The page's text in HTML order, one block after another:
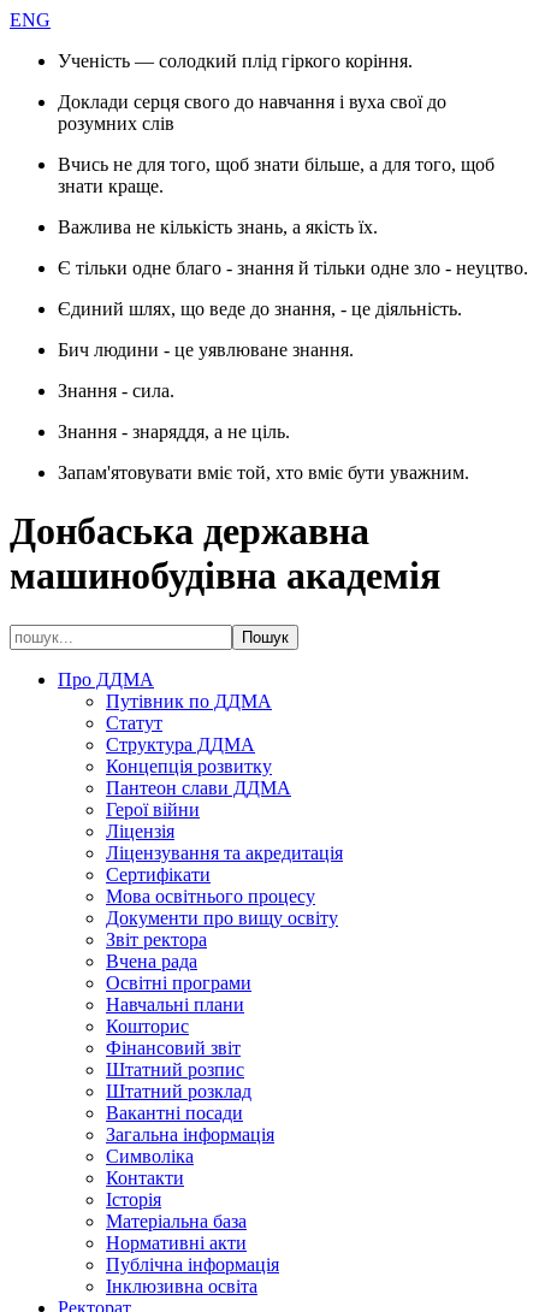
ENG
Ученість — солодкий плід гіркого коріння.
Доклади серця свого до навчання і вуха свої до
розумних слів
Вчись не для того, щоб знати більше, а для того, щоб
знати краще.
Важлива не кількість знань, а якість їх.
Є тільки одне благо - знання й тільки одне зло - неуцтво.
Єдиний шлях, що веде до знання, - це діяльність.
Бич людини - це уявлюване знання.
Знання - сила.
Знання - знаряддя, а не ціль.
Запам'ятовувати вміє той, хто вміє бути уважним.
Донбаська державна
машинобудівна академія
Про ДДМА
Путівник по ДДМА
Статут
Структура ДДМА
Концепція розвитку
Пантеон слави ДДМА
Герої війни
Ліцензія
Ліцензування та акредитація
Сертифікати
Мова освітнього процесу
Документи про вищу освіту
Звіт ректора
Вчена рада
Освітні програми
Навчальні плани
Кошторис
Фінансовий звіт
Штатний розпис
Штатний розклад
Вакантні посади
Загальна інформація
Символіка
Контакти
Історія
Матеріальна база
Нормативні акти
Публічна інформація
Інклюзивна освіта
Ректорат